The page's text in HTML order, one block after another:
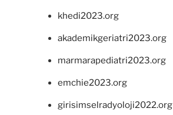
khedi2023.org
akademikgeriatri2023.org
marmarapediatri2023.org
emchie2023.org
girisimselradyoloji2022.org